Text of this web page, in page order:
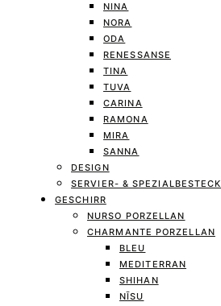
NINA
NORA
ODA
RENESSANSE
TINA
TUVA
CARINA
RAMONA
MIRA
SANNA
DESIGN
SERVIER- & SPEZIALBESTECK
GESCHIRR
NURSO PORZELLAN
CHARMANTE PORZELLAN
BLEU
MEDITERRAN
SHIHAN
NĪSU